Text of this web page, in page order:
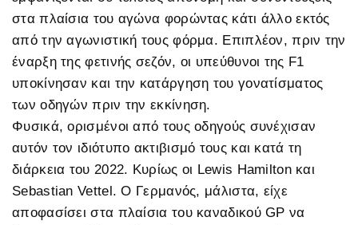
στα πλαίσια του αγώνα φορώντας κάτι άλλο εκτός
από την αγωνιστική τους φόρμα. Επιπλέον, πριν την
έναρξη της φετινής σεζόν, οι υπεύθυνοι της F1
υποκίνησαν και την κατάργηση του γονατίσματος
των οδηγών πριν την εκκίνηση.
Φυσικά, ορισμένοι από τους οδηγούς συνέχισαν
αυτόν τον ιδιότυπο ακτιβισμό τους και κατά τη
διάρκεια του 2022. Κυρίως οι Lewis Hamilton και
Sebastian Vettel. Ο Γερμανός, μάλιστα, είχε
αποφασίσει στα πλαίσια του καναδικού GP να